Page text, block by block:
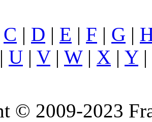
C | D | E | F | G |
U | V| W| X | Y|
© 2009-2023